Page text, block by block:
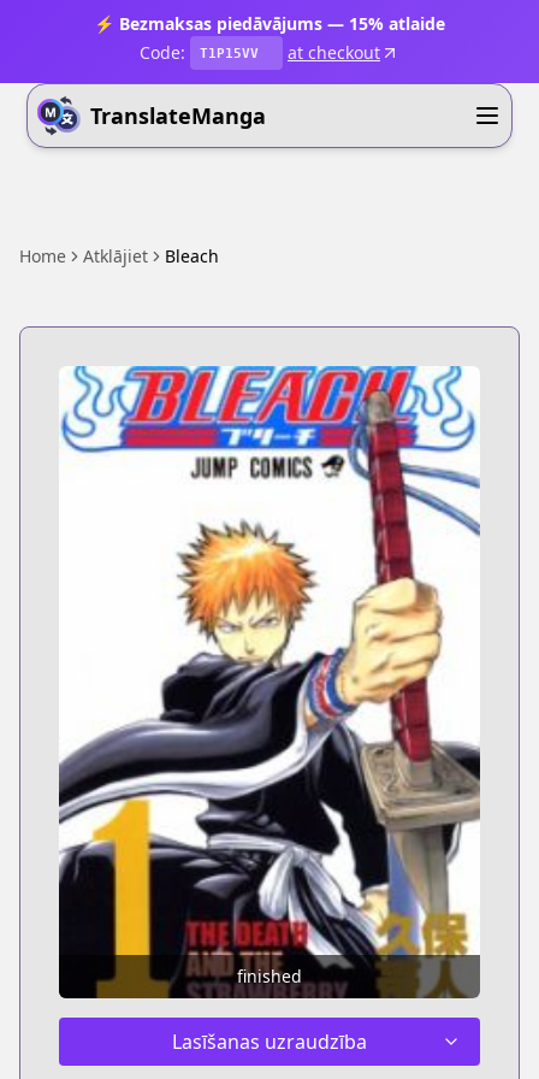
⚡ Bezmaksas piedāvājums — 15% atlaide
Code:
T1P15VV at checkout
TranslateManga
Home Atklājiet Bleach
finished
Lasīšanas uzraudzība